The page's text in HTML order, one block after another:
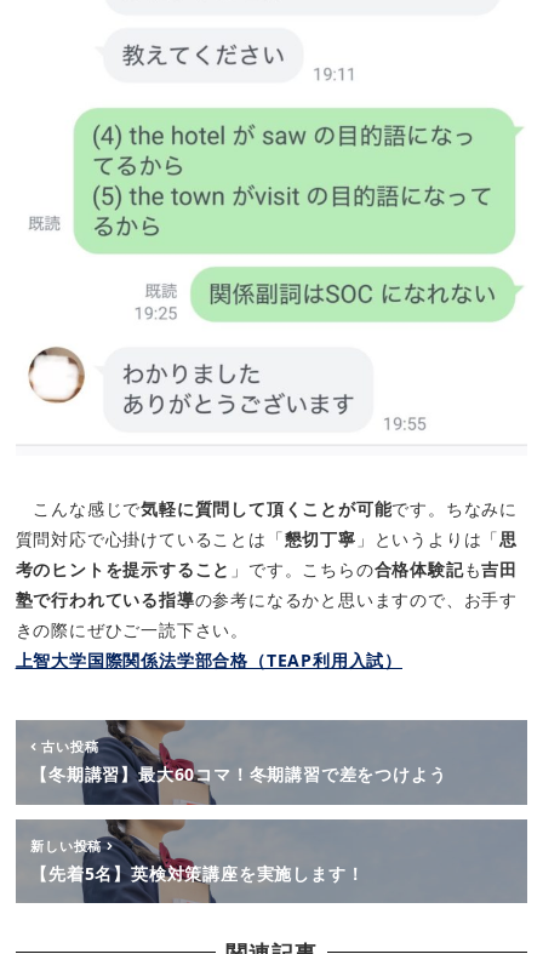
こんな感じで気軽に質問して頂くことが可能です。ちなみに
質問対応で心掛けていることは「懇切丁寧 」というよりは「思
考のヒントを提示すること 」です。こちらの合格体験記も吉田
塾で行われている指導の参考になるかと思いますので、お手す
きの際にぜひご一読下さい。
上智大学国際関係法学部合格（TEAP利用入試）
古い投稿
【冬期講習】最大60コマ！冬期講習で差をつけよう
新しい投稿
【先着5名】英検対策講座を実施します！